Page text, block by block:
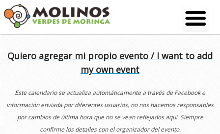
Skip
to
content
Quiero agregar mi propio evento / I want to add
my own event
Este calendario se actualiza automáticamente a través de Facebook e
información enviada por diferentes usuarios, no nos hacemos responsables
por cambios de última hora que no se vean reflejados aquí. Siempre
confirme los detalles con el organizador del evento.